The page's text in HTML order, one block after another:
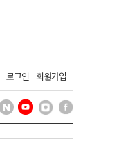
로그인 회원가입